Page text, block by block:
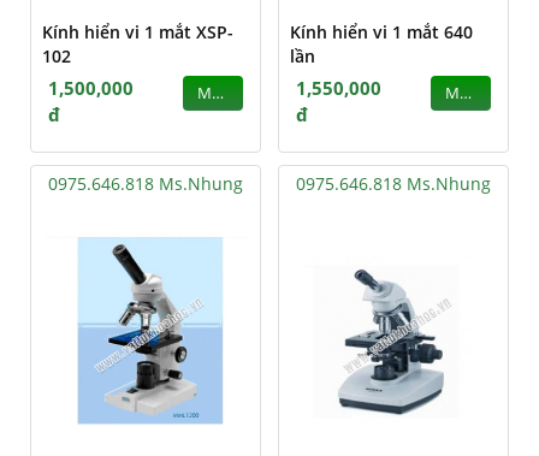
Kính hiển vi 1 mắt XSP-
102
1,500,000
đ
MUA
Kính hiển vi 1 mắt 640
lần
1,550,000
đ
MUA
0975.646.818 Ms.Nhung 0975.646.818 Ms.Nhung